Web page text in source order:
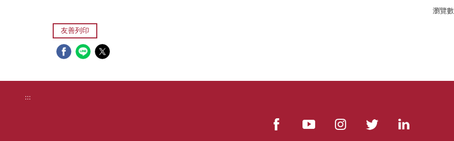
瀏覽
友善列印
:::